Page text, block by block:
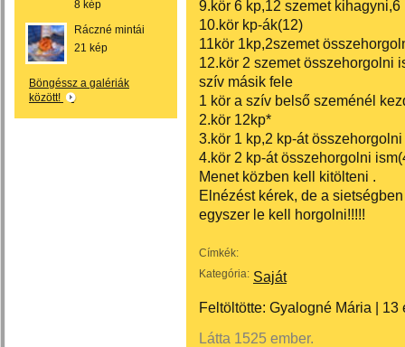
8 kép
Ráczné mintái
21 kép
Böngéssz a galériák
között!
9.kör 6 kp,12 szemet
10.kör kp-ák(12)
11kör 1kp,2szemet
12.kör 2 szemet összehorgolni
szív másik fele
1 kör a szív belső szeménél
2.kör 12kp*
3.kör 1 kp,2 kp-át
4.kör 2 kp-át összehorgolni
Menet közben kell kitölteni .
Elnézést kérek, de a
egyszer le kell horgolni!!!!!
Címkék:
Kategória: Saját
Feltöltötte: Gyalogné Mária | 13
Látta 1525 ember.